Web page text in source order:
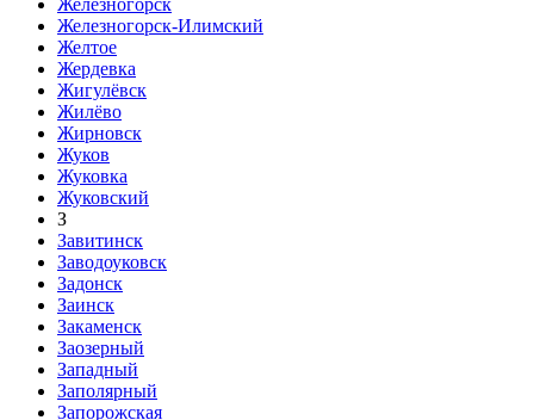
Железногорск
Железногорск-Илимский
Желтое
Жердевка
Жигулёвск
Жилёво
Жирновск
Жуков
Жуковка
Жуковский
З
Завитинск
Заводоуковск
Задонск
Заинск
Закаменск
Заозерный
Западный
Заполярный
Запорожская